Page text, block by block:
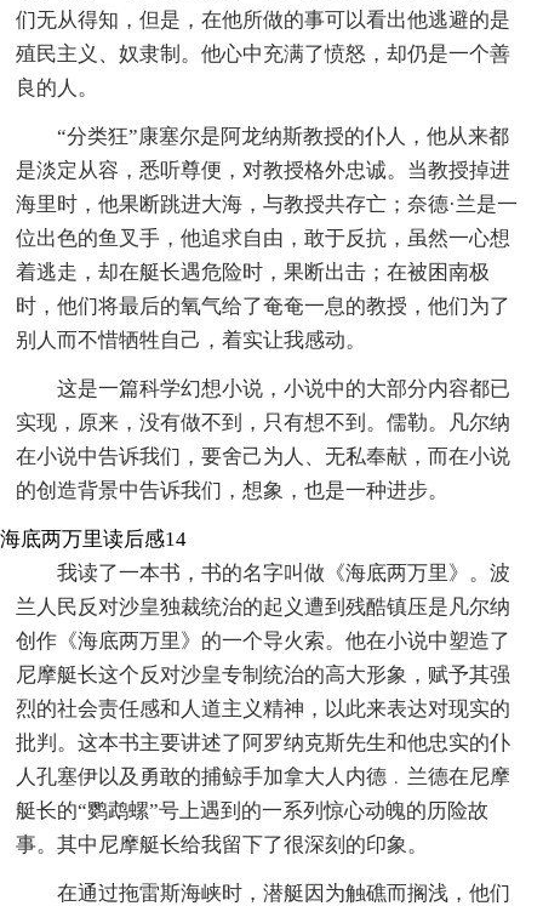
们无从得知，但是，在他所做的事可以看出他逃避的是
殖民主义、奴隶制。他心中充满了愤怒，却仍是一个善
良的人。
“分类狂”康塞尔是阿龙纳斯教授的仆人，他从来都
是淡定从容，悉听尊便，对教授格外忠诚。当教授掉进
海里时，他果断跳进大海，与教授共存亡；奈德·兰是一
位出色的鱼叉手，他追求自由，敢于反抗，虽然一心想
着逃走，却在艇长遇危险时，果断出击；在被困南极
时，他们将最后的氧气给了奄奄一息的教授，他们为了
别人而不惜牺牲自己，着实让我感动。
这是一篇科学幻想小说，小说中的大部分内容都已
实现，原来，没有做不到，只有想不到。儒勒。凡尔纳
在小说中告诉我们，要舍己为人、无私奉献，而在小说
的创造背景中告诉我们，想象，也是一种进步。
海底两万里读后感14
我读了一本书，书的名字叫做《海底两万里》。波
兰人民反对沙皇独裁统治的起义遭到残酷镇压是凡尔纳
创作《海底两万里》的一个导火索。他在小说中塑造了
尼摩艇长这个反对沙皇专制统治的高大形象，赋予其强
烈的社会责任感和人道主义精神，以此来表达对现实的
批判。这本书主要讲述了阿罗纳克斯先生和他忠实的仆
人孔塞伊以及勇敢的捕鲸手加拿大人内德﹒兰德在尼摩
艇长的“鹦鹉螺”号上遇到的一系列惊心动魄的历险故
事。其中尼摩艇长给我留下了很深刻的印象。
在通过拖雷斯海峡时，潜艇因为触礁而搁浅，他们